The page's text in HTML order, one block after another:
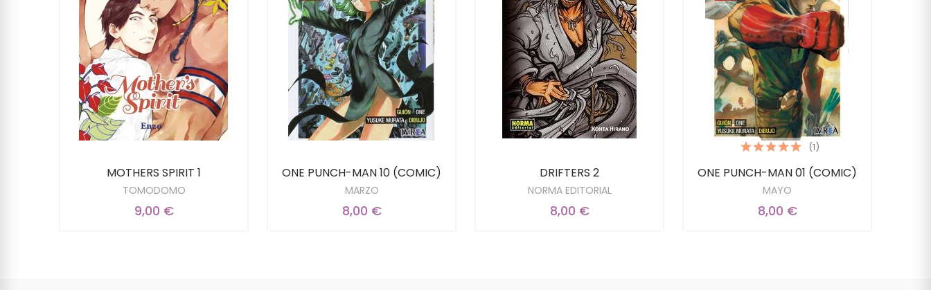
MOTHERS SPIRIT 1
TOMODOMO
9,00 €
ONE PUNCH-MAN 10 (COMIC)
MARZO
8,00 €
DRIFTERS 2
NORMA EDITORIAL
8,00 €
ONE PUNCH-MAN 01 (COMIC)
MAYO
(1)
8,00 €